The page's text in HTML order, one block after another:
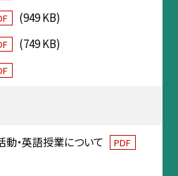
(949 KB)
(749 KB)
・英語授業について PDF